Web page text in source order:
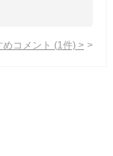
コメント (1 件) >